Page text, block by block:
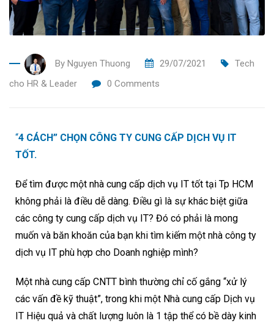
By Nguyen Thuong 29/07/2021
Tech
cho HR & Leader
0 Comments
“4 CÁCH” CHỌN CÔNG TY CUNG CẤP DỊCH VỤ IT
TỐT.
Để tìm được một nhà cung cấp dịch vụ IT tốt tại Tp HCM
không phải là điều dễ dàng. Điều gì là sự khác biệt giữa
các công ty cung cấp dịch vụ IT? Đó có phải là mong
muốn và băn khoăn của bạn khi tìm kiếm một nhà công ty
dịch vụ IT phù hợp cho Doanh nghiệp mình?
Một nhà cung cấp CNTT bình thường chỉ cố gắng “xử lý
các vấn đề kỹ thuật”, trong khi một Nhà cung cấp Dịch vụ
IT Hiệu quả và chất lượng luôn là 1 tập thể có bề dày kinh